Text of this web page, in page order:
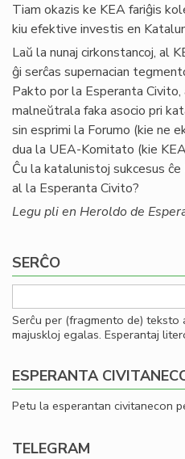
Tiam okazis ke KEA fariĝis
kiu efektive investis en
Laŭ la nunaj cirkonstancoj, al
ĝi serĉas supernacian
Pakto por la Esperanta
malneŭtrala faka asocio pri
sin esprimi la Forumo (kie ne
dua la UEA-Komitato (kie
Ĉu la katalunistoj sukcesus
al la Esperanta Civito?
Legu pli en Heroldo de
SERĈO
Serĉu per (fragmento de) teksto
majuskloj egalas. Esperantaj
ESPERANTA
Petu la esperantan civitanecon
TELEGRAM